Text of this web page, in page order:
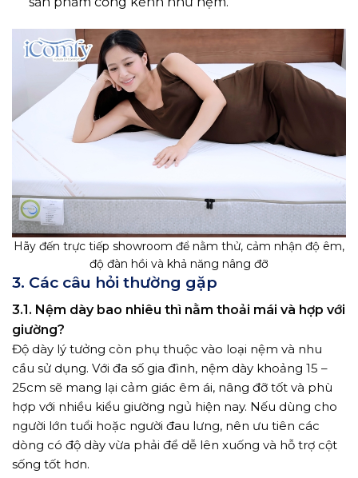
Hãy đến trực tiếp showroom để nằm thử, cảm nhận độ êm,
độ đàn hồi và khả năng nâng đỡ
3. Các câu hỏi thường gặp
3.1. Nệm dày bao nhiêu thì nằm thoải mái và hợp với
giường?
Độ dày lý tưởng còn phụ thuộc vào loại nệm và nhu
cầu sử dụng. Với đa số gia đình, nệm dày khoảng 15 –
25cm sẽ mang lại cảm giác êm ái, nâng đỡ tốt và phù
hợp với nhiều kiểu giường ngủ hiện nay. Nếu dùng cho
người lớn tuổi hoặc người đau lưng, nên ưu tiên các
dòng có độ dày vừa phải để dễ lên xuống và hỗ trợ cột
sống tốt hơn.